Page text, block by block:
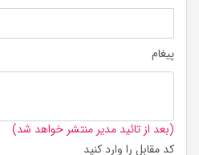
پیغام
(بعد از تائید مدیر منتشر خواهد شد)
کد مقابل را وارد کنید